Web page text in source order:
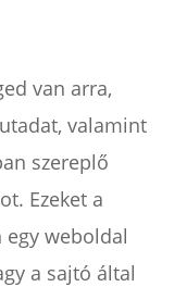
van arra,
valamint
szereplő
Ezeket a
weboldal
a sajtó által